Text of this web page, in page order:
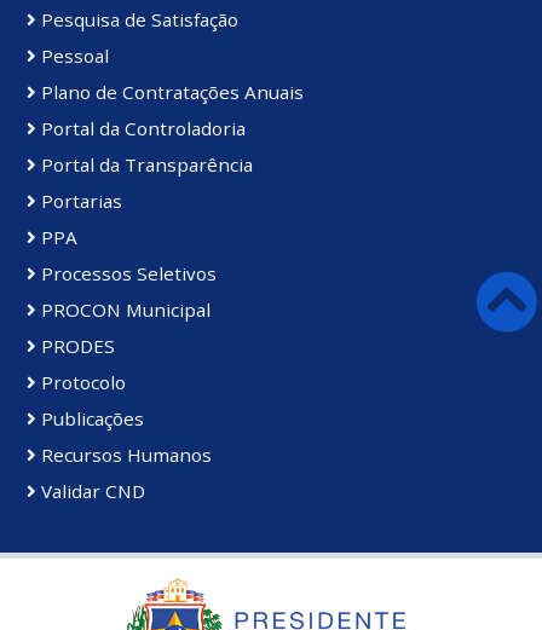
Pesquisa de Satisfação
Pessoal
Plano de Contratações Anuais
Portal da Controladoria
Portal da Transparência
Portarias
PPA
Processos Seletivos
PROCON Municipal
PRODES
Protocolo
Publicações
Recursos Humanos
Validar CND